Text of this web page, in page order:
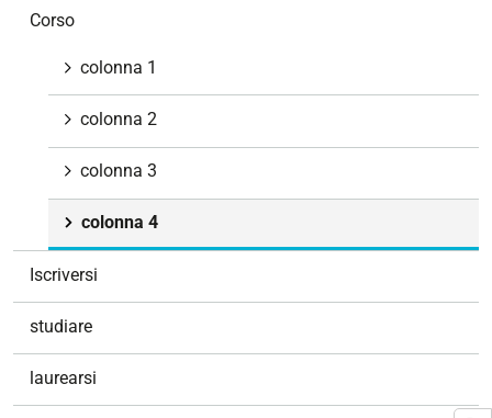
Corso
colonna 1
colonna 2
colonna 3
colonna 4
Iscriversi
studiare
laurearsi